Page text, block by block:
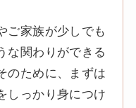
ご家族が少しでも
な関わりができる
のために、まずは
しっかり身につけ